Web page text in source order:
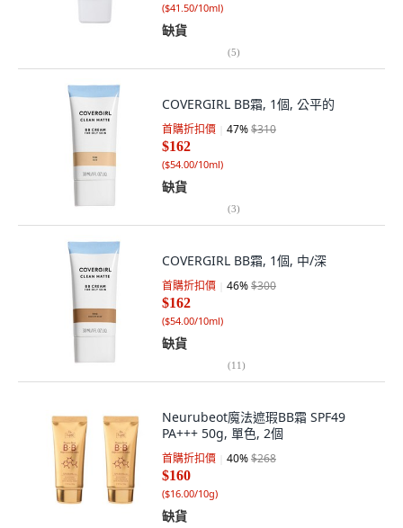
($41.50/10ml)
缺貨
(5)
COVERGIRL BB霜, 1個, 公平的
首購折扣價 47%$310
$162
($54.00/10ml)
缺貨
(3)
COVERGIRL BB霜, 1個, 中/深
首購折扣價 46%$300
$162
($54.00/10ml)
缺貨
(11)
Neurubeot魔法遮瑕BB霜 SPF49
PA+++ 50g, 單色, 2個
首購折扣價 40%$268
$160
($16.00/10g)
缺貨